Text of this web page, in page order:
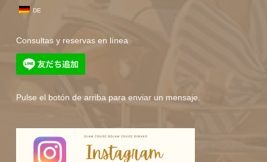
DE
Consultas y reservas en línea
Pulse el botón de arriba para enviar un mensaje.